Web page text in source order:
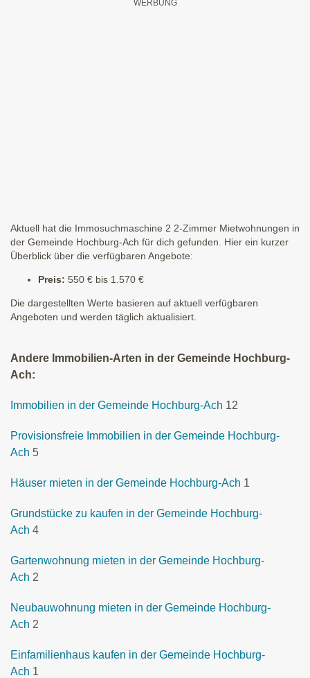
Aktuell hat die Immosuchmaschine 2 2-Zimmer Mietwohnungen in
der Gemeinde Hochburg-Ach für dich gefunden. Hier ein kurzer
Überblick über die verfügbaren Angebote:
Preis: 550 € bis 1.570 €
Die dargestellten Werte basieren auf aktuell verfügbaren
Angeboten und werden täglich aktualisiert.
Andere Immobilien-Arten in der Gemeinde Hochburg-
Ach:
Immobilien in der Gemeinde Hochburg-Ach 12
Provisionsfreie Immobilien in der Gemeinde Hochburg-
Ach 5
Häuser mieten in der Gemeinde Hochburg-Ach 1
Grundstücke zu kaufen in der Gemeinde Hochburg-
Ach 4
Gartenwohnung mieten in der Gemeinde Hochburg-
Ach 2
Neubauwohnung mieten in der Gemeinde Hochburg-
Ach 2
Einfamilienhaus kaufen in der Gemeinde Hochburg-
Ach 1